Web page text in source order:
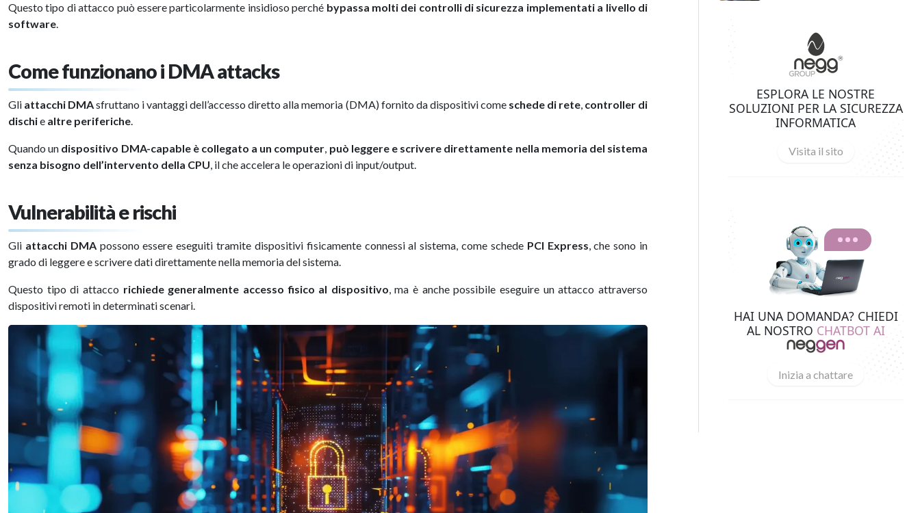
Questo tipo di attacco può essere particolarmente insidioso perché bypassa molti dei controlli di sicurezza implementati a livello di
software.
Come funzionano i DMA attacks
Gli attacchi DMAsfruttano i vantaggi dell’accesso diretto alla memoria (DMA) fornito da dispositivi come schede di rete, controller di
dischie altre periferiche.
Quando un dispositivo DMA-capable è collegato a un computer, può leggere e scrivere direttamente nella memoria del sistema
senza bisogno dell’intervento della CPU, il che accelera le operazioni di input/output.
Vulnerabilità e rischi
Gli attacchi DMApossono essere eseguiti tramite dispositivi fisicamente connessi al sistema, come schede PCI Express, che sono in
grado di leggere e scrivere dati direttamente nella memoria del sistema.
Questo tipo di attacco richiede generalmente accesso fisico al dispositivo, ma è anche possibile eseguire un attacco attraverso
dispositivi remoti in determinati scenari.
ESPLORA LE NOSTRE
SOLUZIONI PER LA SICUREZZA
INFORMATICA
Visita il sito
HAI UNA DOMANDA? CHIEDI
AL NOSTRO CHATBOT AI
Inizia a chattare